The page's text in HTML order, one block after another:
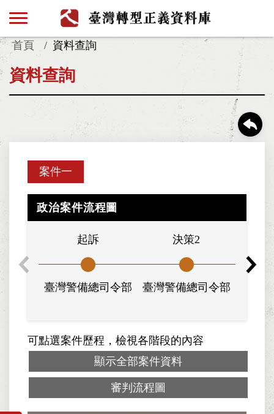
首頁 資料查詢
資料查詢
案件一
政治案件流程圖
起訴
臺灣警備總司令部
決策2
臺灣警備總司令部
可點選案件歷程，檢視各階段的內容
顯示全部案件資料
審判流程圖